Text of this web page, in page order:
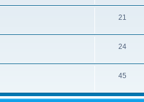
21
24
45